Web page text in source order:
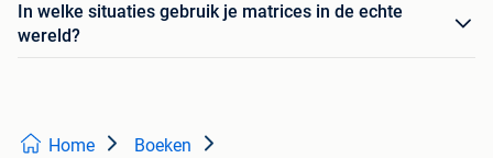
In welke situaties gebruik je matrices in de echte
wereld?
Home Boeken